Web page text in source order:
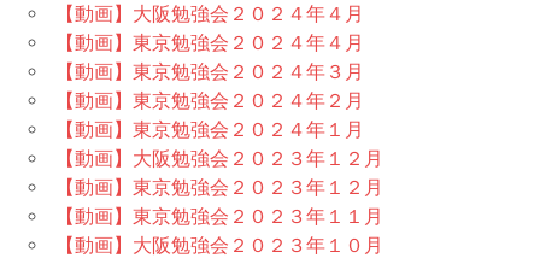
【動画】大阪勉強会２０２４年４月
【動画】東京勉強会２０２４年４月
【動画】東京勉強会２０２４年３月
【動画】東京勉強会２０２４年２月
【動画】東京勉強会２０２４年１月
【動画】大阪勉強会２０２３年１２月
【動画】東京勉強会２０２３年１２月
【動画】東京勉強会２０２３年１１月
【動画】大阪勉強会２０２３年１０月